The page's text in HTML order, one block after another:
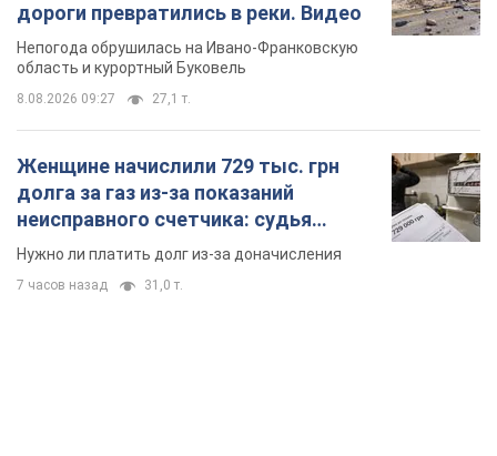
дороги превратились в реки. Видео
Непогода обрушилась на Ивано-Франковскую
область и курортный Буковель
8.08.2026 09:27 27,1 т.
Женщине начислили 729 тыс. грн
долга за газ из-за показаний
неисправного счетчика: судья
вынес неожиданное решение
Нужно ли платить долг из-за доначисления
7 часов назад 31,0 т.